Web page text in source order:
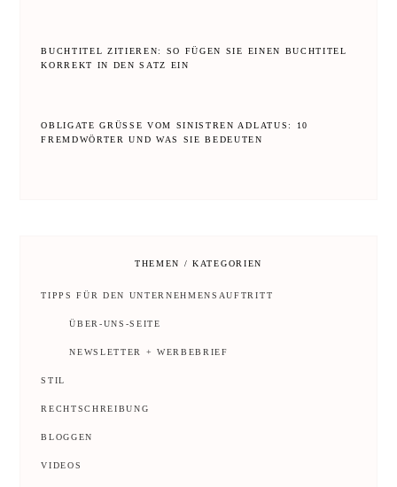
BUCHTITEL ZITIEREN: SO FÜGEN SIE EINEN BUCHTITEL
KORREKT IN DEN SATZ EIN
OBLIGATE GRÜSSE VOM SINISTREN ADLATUS: 10 F
REMDWÖRTER UND WAS SIE BEDEUTEN
THEMEN / KATEGORIEN
TIPPS FÜR DEN UNTERNEHMENSAUFTRITT
ÜBER-UNS-SEITE
NEWSLETTER + WERBEBRIEF
STIL
RECHTSCHREIBUNG
BLOGGEN
VIDEOS